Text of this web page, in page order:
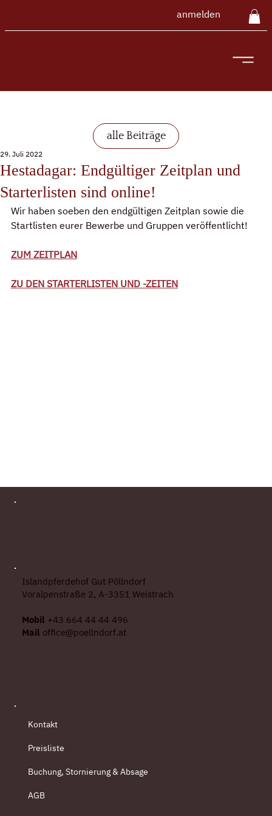
anmelden
alle Beiträge
Hestadagar: Endgültiger Zeitplan und
Starterlisten sind online!
29. Juli 2022
Wir haben soeben den endgültigen Zeitplan sowie die
Startlisten eurer Bewerbe und Gruppen veröffentlicht!
ZUM ZEITPLAN
ZU DEN STARTERLISTEN UND -ZEITEN
Islandpferdehof Gut Pöllndorf
Voralpenstraße 2, A-3351 Weistrach
Mobil +43 664 44 44 496
Mail office@poellndorf.at
Kontakt
Preisliste
Buchung, Stornierung & Absage
AGB